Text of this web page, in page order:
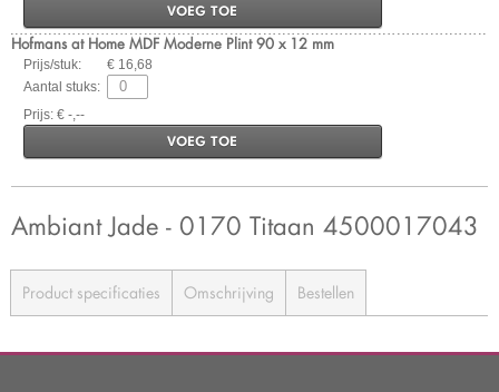
VOEG TOE
Hofmans at Home MDF Moderne Plint 90 x 12 mm
Prijs/stuk:
€ 16,68
Aantal stuks:
Prijs: € -,--
VOEG TOE
Ambiant Jade - 0170 Titaan 4500017043
Product specificaties Omschrijving Bestellen